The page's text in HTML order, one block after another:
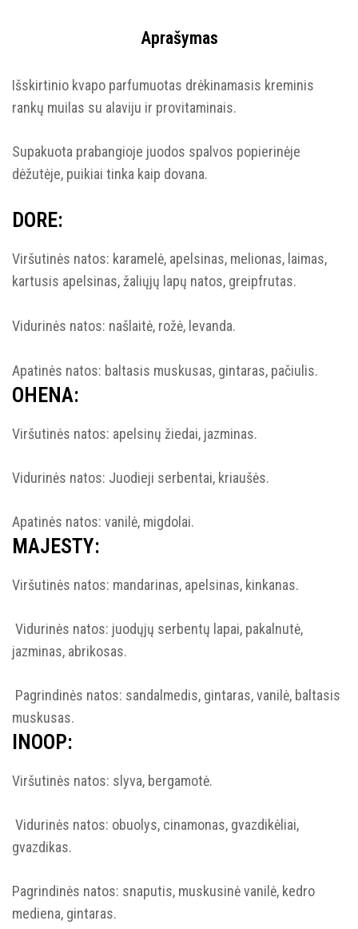
Aprašymas
Išskirtinio kvapo parfumuotas drėkinamasis kreminis
rankų muilas su alaviju ir provitaminais.
Supakuota prabangioje juodos spalvos popierinėje
dėžutėje, puikiai tinka kaip dovana.
DORE:
Viršutinės natos: karamelė, apelsinas, melionas, laimas,
kartusis apelsinas, žaliųjų lapų natos, greipfrutas.
Vidurinės natos: našlaitė, rožė, levanda.
Apatinės natos: baltasis muskusas, gintaras, pačiulis.
OHENA:
Viršutinės natos: apelsinų žiedai, jazminas.
Vidurinės natos: Juodieji serbentai, kriaušės.
Apatinės natos: vanilė, migdolai.
MAJESTY:
Viršutinės natos: mandarinas, apelsinas, kinkanas.
Vidurinės natos: juodųjų serbentų lapai, pakalnutė,
jazminas, abrikosas.
Pagrindinės natos: sandalmedis, gintaras, vanilė, baltasis
muskusas.
INOOP:
Viršutinės natos: slyva, bergamotė.
Vidurinės natos: obuolys, cinamonas, gvazdikėliai,
gvazdikas.
Pagrindinės natos: snaputis, muskusinė vanilė, kedro
mediena, gintaras.